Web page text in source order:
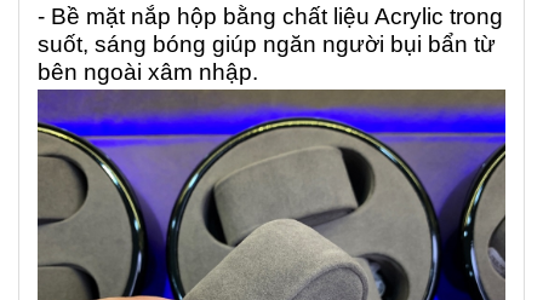
- Bề mặt nắp hộp bằng chất liệu Acrylic trong
suốt, sáng bóng giúp ngăn người bụi bẩn từ
bên ngoài xâm nhập.